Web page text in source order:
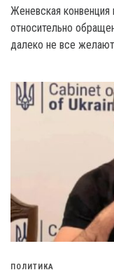
Женевская конвенция
относительно
далеко не все
ПОЛИТИКА